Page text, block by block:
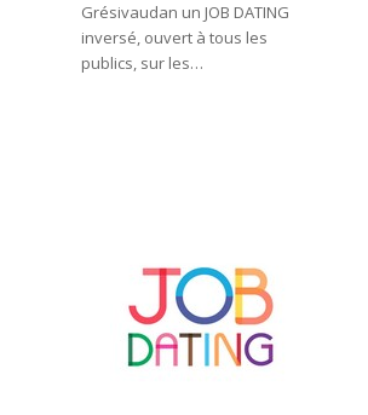
Grésivaudan un JOB DATING
inversé, ouvert à tous les
publics, sur les…